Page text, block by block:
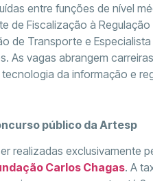
entre funções de nível
de Fiscalização à
de Transporte e
As vagas abrangem
da informação e
público da Artesp
realizadas exclusivamente
Carlos Chagas. A